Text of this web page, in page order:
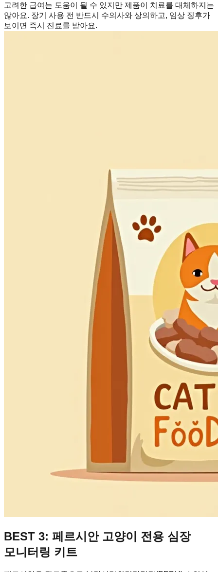
고려한 급여는 도움이 될 수 있지만 제품이 치료를 대체하지는
않아요. 장기 사용 전 반드시 수의사와 상의하고, 임상 징후가
보이면 즉시 진료를 받아요.
BEST 3: 페르시안 고양이 전용 심장
모니터링 키트